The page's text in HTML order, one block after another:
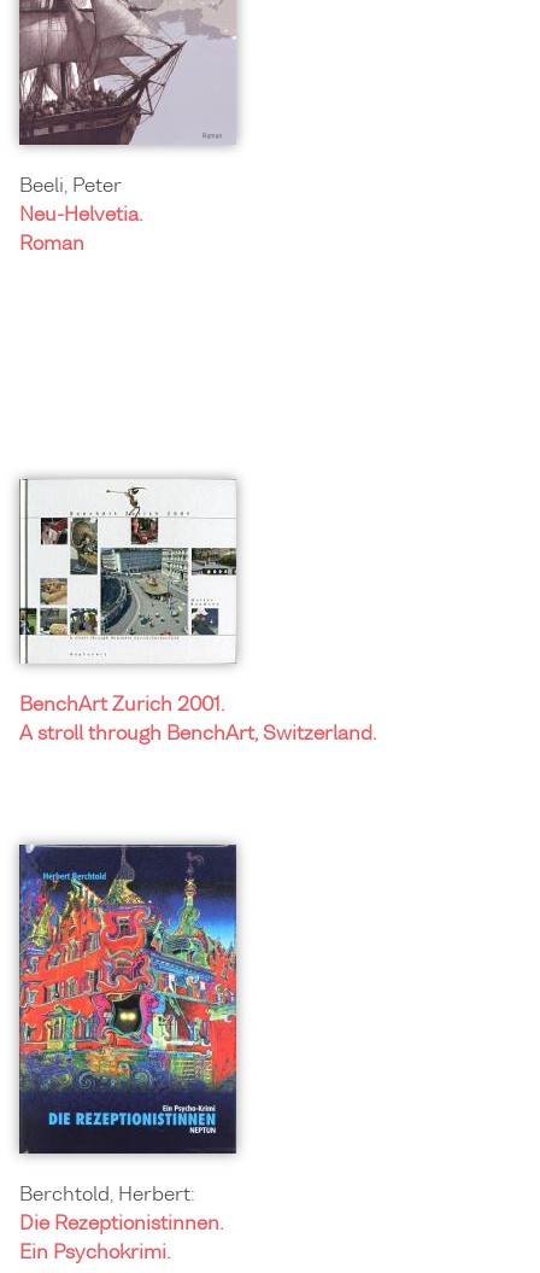
Beeli, Peter
Neu-Helvetia.
Roman
BenchArt Zurich 2001.
A stroll through BenchArt, Switzerland.
Berchtold, Herbert:
Die Rezeptionistinnen.
Ein Psychokrimi.